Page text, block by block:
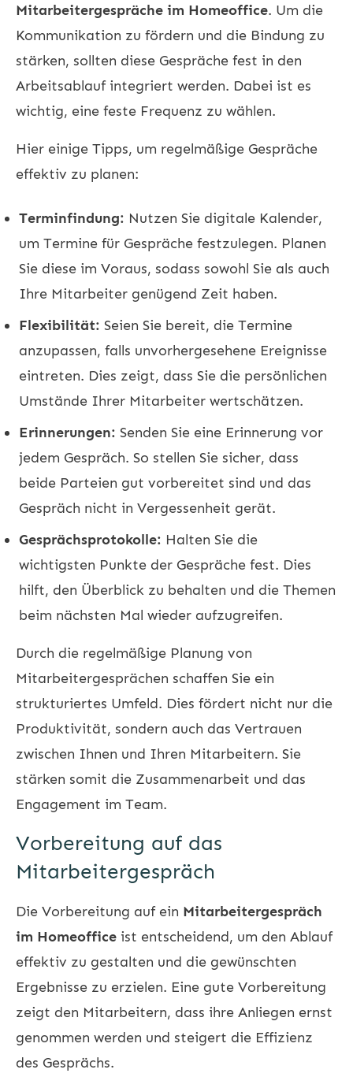
Mitarbeitergespräche im Homeoffice. Um die
Kommunikation zu fördern und die Bindung zu
stärken, sollten diese Gespräche fest in den
Arbeitsablauf integriert werden. Dabei ist es
wichtig, eine feste Frequenz zu wählen.
Hier einige Tipps, um regelmäßige Gespräche
effektiv zu planen:
Terminfindung: Nutzen Sie digitale Kalender,
um Termine für Gespräche festzulegen. Planen
Sie diese im Voraus, sodass sowohl Sie als auch
Ihre Mitarbeiter genügend Zeit haben.
Flexibilität: Seien Sie bereit, die Termine
anzupassen, falls unvorhergesehene Ereignisse
eintreten. Dies zeigt, dass Sie die persönlichen
Umstände Ihrer Mitarbeiter wertschätzen.
Erinnerungen: Senden Sie eine Erinnerung vor
jedem Gespräch. So stellen Sie sicher, dass
beide Parteien gut vorbereitet sind und das
Gespräch nicht in Vergessenheit gerät.
Gesprächsprotokolle: Halten Sie die
wichtigsten Punkte der Gespräche fest. Dies
hilft, den Überblick zu behalten und die Themen
beim nächsten Mal wieder aufzugreifen.
Durch die regelmäßige Planung von
Mitarbeitergesprächen schaffen Sie ein
strukturiertes Umfeld. Dies fördert nicht nur die
Produktivität, sondern auch das Vertrauen
zwischen Ihnen und Ihren Mitarbeitern. Sie
stärken somit die Zusammenarbeit und das
Engagement im Team.
Vorbereitung auf das
Mitarbeitergespräch
Die Vorbereitung auf ein Mitarbeitergespräch
im Homeoffice ist entscheidend, um den Ablauf
effektiv zu gestalten und die gewünschten
Ergebnisse zu erzielen. Eine gute Vorbereitung
zeigt den Mitarbeitern, dass ihre Anliegen ernst
genommen werden und steigert die Effizienz
des Gesprächs.